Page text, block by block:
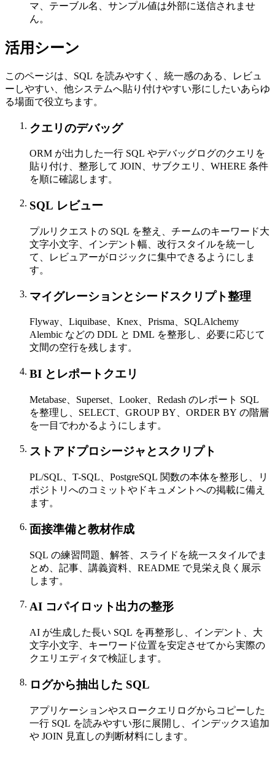
マ、テーブル名、サンプル値は外部に送信されませ
ん。
活用シーン
このページは、SQL を読みやすく、統一感のある、レビュ
ーしやすい、他システムへ貼り付けやすい形にしたいあらゆ
る場面で役立ちます。
クエリのデバッグ
ORM が出力した一行 SQL やデバッグログのクエリを
貼り付け、整形して JOIN、サブクエリ、WHERE 条件
を順に確認します。
SQL レビュー
プルリクエストの SQL を整え、チームのキーワード大
文字小文字、インデント幅、改行スタイルを統一し
て、レビュアーがロジックに集中できるようにしま
す。
マイグレーションとシードスクリプト整理
Flyway、Liquibase、Knex、Prisma、SQLAlchemy
Alembic などの DDL と DML を整形し、必要に応じて
文間の空行を残します。
BI とレポートクエリ
Metabase、Superset、Looker、Redash のレポート SQL
を整理し、SELECT、GROUP BY、ORDER BY の階層
を一目でわかるようにします。
ストアドプロシージャとスクリプト
PL/SQL、T-SQL、PostgreSQL 関数の本体を整形し、リ
ポジトリへのコミットやドキュメントへの掲載に備え
ます。
面接準備と教材作成
SQL の練習問題、解答、スライドを統一スタイルでま
とめ、記事、講義資料、README で見栄え良く展示
します。
AI コパイロット出力の整形
AI が生成した長い SQL を再整形し、インデント、大
文字小文字、キーワード位置を安定させてから実際の
クエリエディタで検証します。
ログから抽出した SQL
アプリケーションやスロークエリログからコピーした
一行 SQL を読みやすい形に展開し、インデックス追加
や JOIN 見直しの判断材料にします。